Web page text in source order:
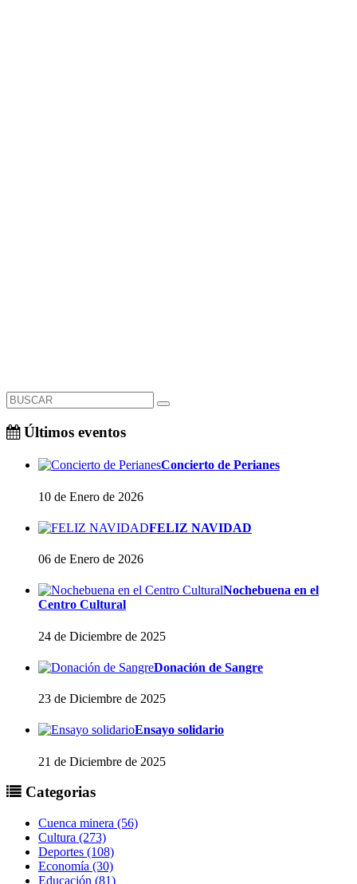
Últimos eventos
Concierto de Perianes
10 de Enero de 2026
FELIZ NAVIDAD
06 de Enero de 2026
Nochebuena en el
Centro Cultural
24 de Diciembre de 2025
Donación de Sangre
23 de Diciembre de 2025
Ensayo solidario
21 de Diciembre de 2025
Categorias
Cuenca minera (56)
Cultura (273)
Deportes (108)
Economía (30)
Educación (81)